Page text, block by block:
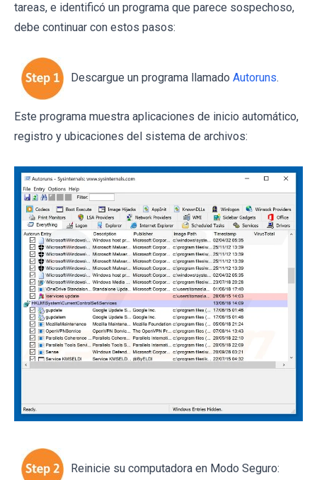
tareas, e identificó un programa que parece sospechoso,
debe continuar con estos pasos:
Descargue un programa llamado Autoruns.
Este programa muestra aplicaciones de inicio automático,
registro y ubicaciones del sistema de archivos:
Reinicie su computadora en Modo Seguro: